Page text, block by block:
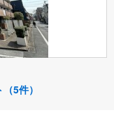
5件）